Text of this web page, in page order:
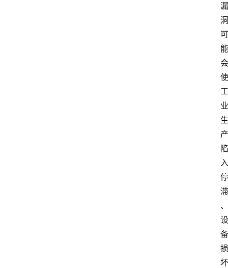
漏
洞
可
能
会
使
工
业
生
产
陷
入
停
滞
、
设
备
损
坏